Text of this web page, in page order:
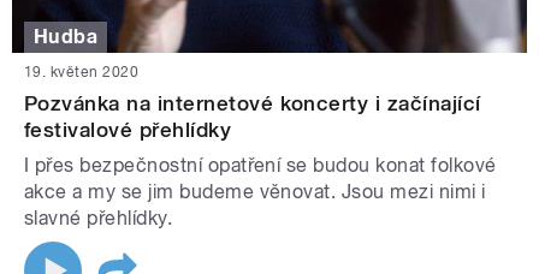
Hudba
19. květen 2020
Pozvánka na internetové koncerty i začínající
festivalové přehlídky
I přes bezpečnostní opatření se budou konat folkové
akce a my se jim budeme věnovat. Jsou mezi nimi i
slavné přehlídky.